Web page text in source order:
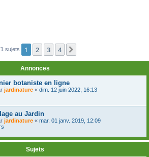
sujets 1 2 3 4
Annonces
botaniste en ligne
jardinature « dim. 12 juin 2022, 16:13
au Jardin
jardinature « mar. 01 janv. 2019, 12:09
Sujets